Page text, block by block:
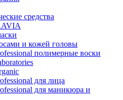
средства
и кожей головы
полимерные воски
для лица
для маникюра и